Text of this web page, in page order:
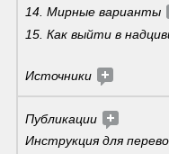
14. Мирные варианты
15. Как выйти в
Источники
Публикации
Инструкция для